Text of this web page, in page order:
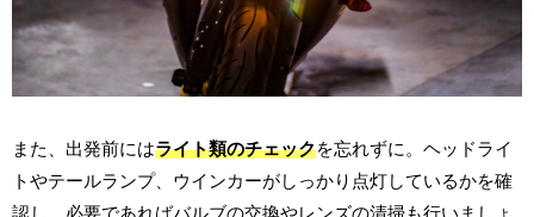
また、出発前にはライト類のチェックを忘れずに。ヘッドライ
トやテールランプ、ウインカーがしっかり点灯しているかを確